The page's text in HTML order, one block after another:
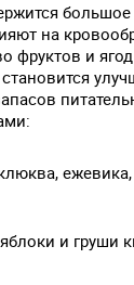
на
фруктов и
становится
и груши